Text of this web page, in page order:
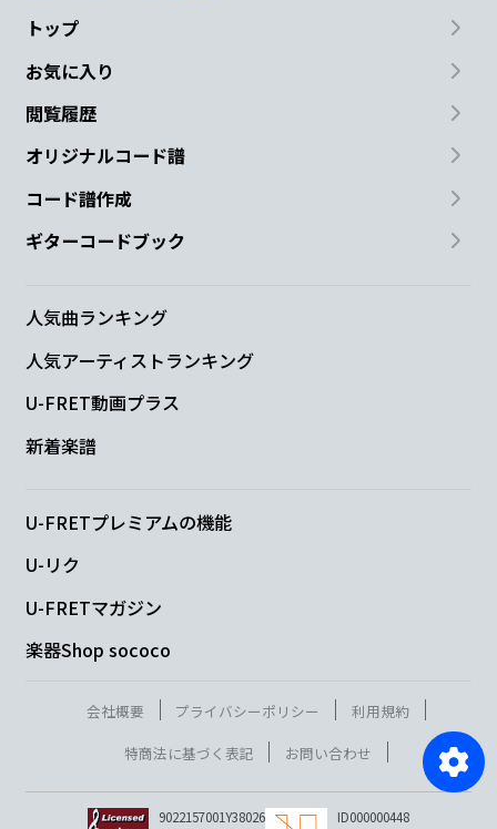
トップ
お気に入り
閲覧履歴
オリジナルコード譜
コード譜作成
ギターコードブック
人気曲ランキング
人気アーティストランキング
U-FRET動画プラス
新着楽譜
U-FRETプレミアムの機能
U-リク
U-FRETマガジン
楽器Shop sococo
会社概要 プライバシーポリシー
利用規約
特商法に基づく表記
お問い合わせ
9022157001Y38026
ID000000448